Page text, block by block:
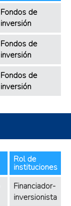
Fondos de
inversión
Fondos de
inversión
Fondos de
inversión
Rol de
instituciones
Financiador-
inversionista